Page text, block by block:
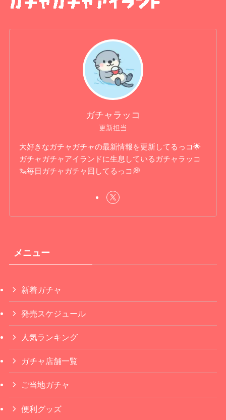
ガチャラッコ
更新担当
大好きなガチャガチャの最新情報を更新してるっコ🌟
ガチャガチャアイランドに生息しているガチャラッコ
🦦毎日ガチャガチャ回してるっコ💭
メニュー
新着ガチャ
発売スケジュール
人気ランキング
ガチャ店舗一覧
ご当地ガチャ
便利グッズ